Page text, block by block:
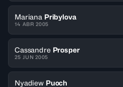
Mariana Pribylova
14 ABR 2005
Cassandre Prosper
25 JUN 2005
Nyadiew Puoch